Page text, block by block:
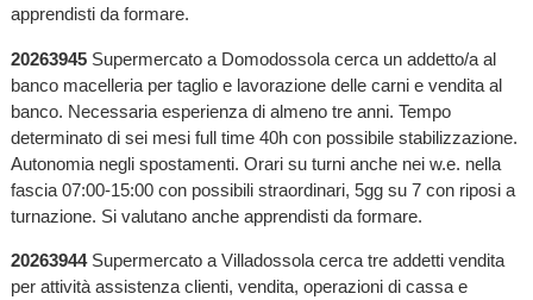
apprendisti da formare.
20263945 Supermercato a Domodossola cerca un addetto/a al
banco macelleria per taglio e lavorazione delle carni e vendita al
banco. Necessaria esperienza di almeno tre anni. Tempo
determinato di sei mesi full time 40h con possibile stabilizzazione.
Autonomia negli spostamenti. Orari su turni anche nei w.e. nella
fascia 07:00-15:00 con possibili straordinari, 5gg su 7 con riposi a
turnazione. Si valutano anche apprendisti da formare.
20263944 Supermercato a Villadossola cerca tre addetti vendita
per attività assistenza clienti, vendita, operazioni di cassa e